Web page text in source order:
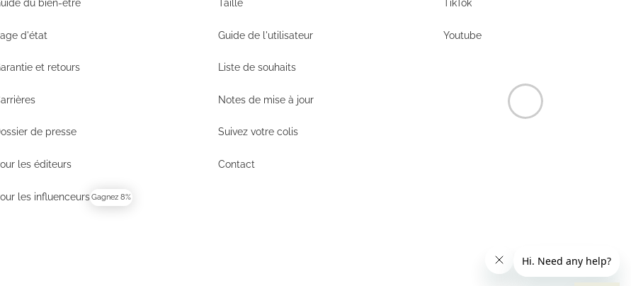
du bien-être
d'état
et retours
de presse
les éditeurs
les influenceursGagnez 8%
Taille
Guide de l'utilisateur
Liste de souhaits
Notes de mise à jour
Suivez votre colis
Contact
TikTok
Youtube